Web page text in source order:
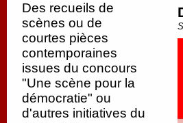
Des recueils de
scènes ou de
courtes pièces
contemporaines
issues du concours
"Une scène pour la
démocratie" ou
d'autres initiatives du